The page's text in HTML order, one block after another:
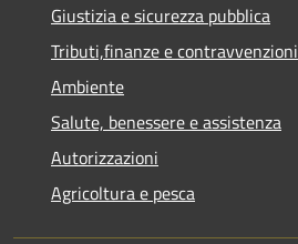
Giustizia e sicurezza pubblica
Tributi,finanze e contravvenzioni
Ambiente
Salute, benessere e assistenza
Autorizzazioni
Agricoltura e pesca